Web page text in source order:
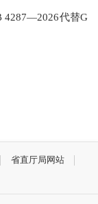
4287—2026代替G
省直厅局网站